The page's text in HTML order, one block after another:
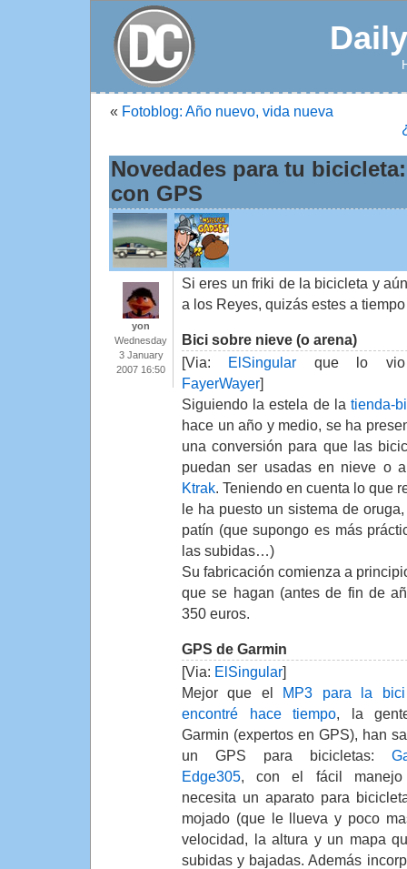
« Fotoblog: Año nuevo, vida nueva
Novedades para tu
con GPS
yon
Wednesday
3 January
2007 16:50
Si eres un friki de la bicicleta y
a los Reyes, quizás estes a
Bici sobre nieve (o arena)
[Via: ElSingular que lo
FayerWayer]
Siguiendo la estela de la tienda-
hace un año y medio, se ha
una conversión para que las
puedan ser usadas en nieve o
Ktrak. Teniendo en cuenta lo que
le ha puesto un sistema de
patín (que supongo es más
las subidas…)
Su fabricación comienza a
que se hagan (antes de fin de
350 euros.
GPS de Garmin
[Via: ElSingular]
Mejor que el MP3 para la
encontré hace tiempo, la
Garmin (expertos en GPS), han
un GPS para bicicletas:
Edge305, con el fácil manejo
necesita un aparato para
mojado (que le llueva y poco
velocidad, la altura y un mapa
subidas y bajadas. Además